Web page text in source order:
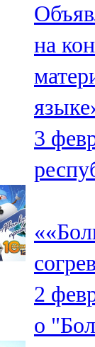
102,1
106,2
107,3
104,7
Олы
71,42
на
3
2
о